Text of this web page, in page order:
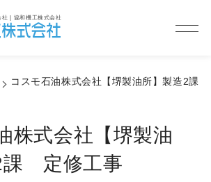
社 | 協和機工株式会社
コスモ石油株式会社【堺製油所】製造2課
株式会社【堺製油
課 定修工事